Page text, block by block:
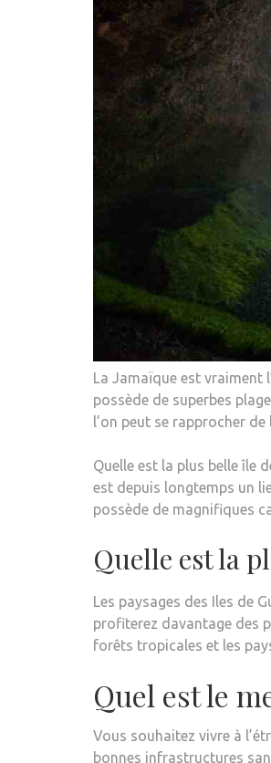
La Jamaïque est vraiment
possède de superbes
l’on peut se rapprocher
Quelle est la plus belle île
est depuis longtemps un
possède de magnifiques
Quelle est la
Les paysages des Iles de
profiterez davantage des
forêts tropicales et les
Quel est le
Vous souhaitez vivre à
bonnes infrastructures